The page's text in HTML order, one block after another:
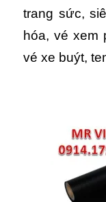
trang sức,
hóa, vé xem
vé xe buýt,